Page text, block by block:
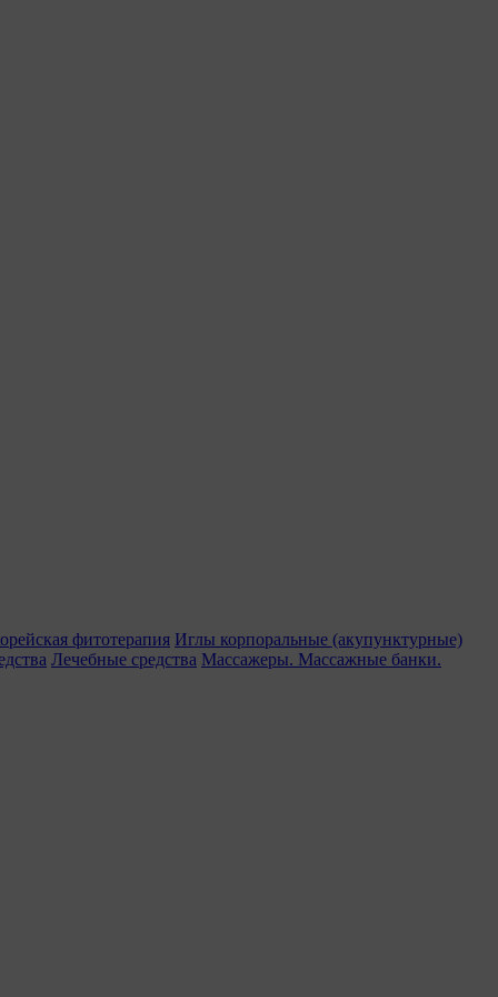
фитотерапия Иглы корпоральные (акупунктурные)
Лечебные средства Массажеры. Массажные банки.